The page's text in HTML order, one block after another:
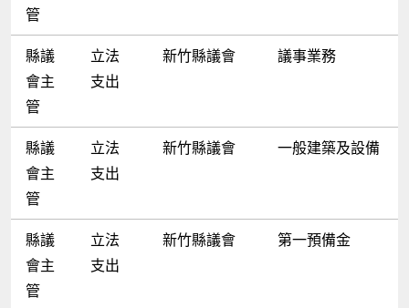
管
縣議
會主
管
立法
支出
新竹縣議會 議事業務
縣議
會主
管
立法
支出
新竹縣議會 一般建築及設備
縣議
會主
管
立法
支出
新竹縣議會 第一預備金